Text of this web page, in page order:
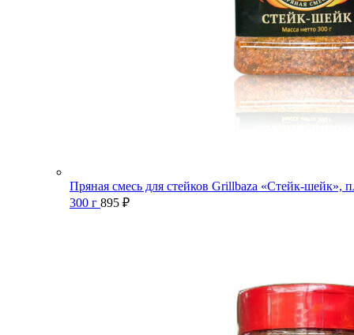
Пряная смесь для стейков Grillbaza «Стейк-шейк»,
300 г 895 ₽